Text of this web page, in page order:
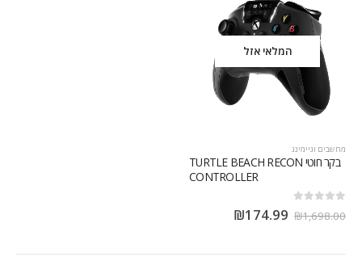
המלאי אזל
מחשבים וגיימינג
בקר חוטי TURTLE BEACH RECON
CONTROLLER
₪1,698.00
₪174.99